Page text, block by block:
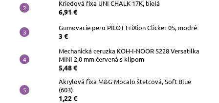
Kriedová fixa UNI CHALK 17K, bielá
6,91 €
Gumovacie pero PILOT FriXion Clicker 05, modré
3 €
Mechanická ceruzka KOH-I-NOOR 5228 Versatilka
MINI 2,0 mm červená s klipom
5,48 €
Akrylová fixa M&G Mocalo štetcová, Soft Blue
(603)
1,22 €